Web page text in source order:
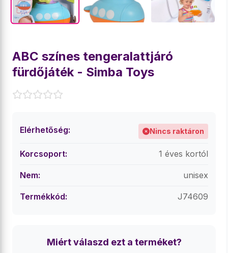
ABC színes tengeralattjáró
fürdőjáték - Simba Toys
Elérhetőség: Nincs raktáron
Korcsoport: 1 éves kortól
Nem: unisex
Termékkód: J74609
Miért válaszd ezt a terméket?